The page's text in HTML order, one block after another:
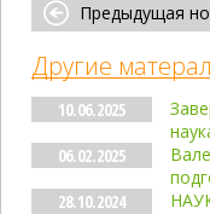
Предыдущая
Другие
10.06.2025
06.02.2025
28.10.2024